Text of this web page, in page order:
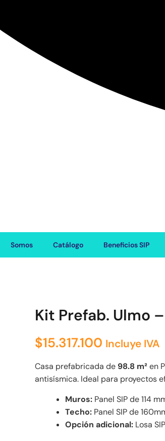
Somos Catálogo Beneficios SIP
Kit Prefab. Ulmo
$15.317.100 Incluye IVA
Casa prefabricada de 98.8 m²en
antisísmica. Ideal para proyectos
Muros: Panel SIP de 114
Techo: Panel SIP de
Opción adicional: Losa